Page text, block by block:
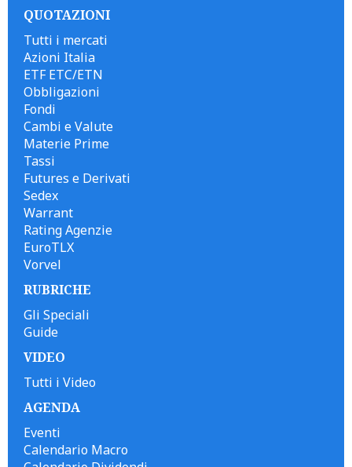
QUOTAZIONI
Tutti i mercati
Azioni Italia
ETF ETC/ETN
Obbligazioni
Fondi
Cambi e Valute
Materie Prime
Tassi
Futures e Derivati
Sedex
Warrant
Rating Agenzie
EuroTLX
Vorvel
RUBRICHE
Gli Speciali
Guide
VIDEO
Tutti i Video
AGENDA
Eventi
Calendario Macro